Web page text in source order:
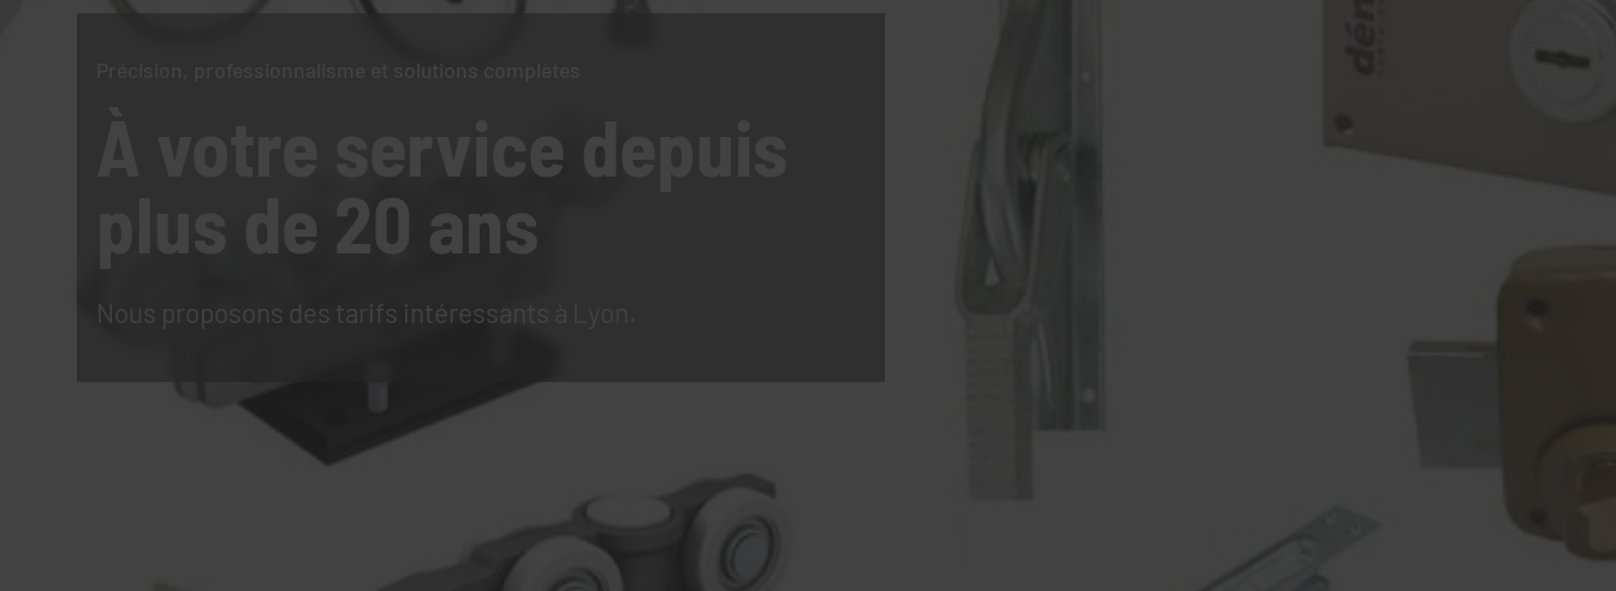
Précision, professionnalisme et solutions complètes
À votre service depuis
plus de 20 ans
Nous proposons des tarifs intéressants à Lyon.